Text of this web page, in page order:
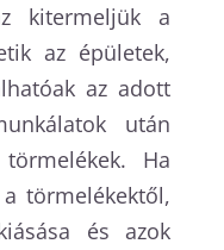
kitermeljük a
az épületek,
az adott
után
Ha
törmelékektől,
és azok